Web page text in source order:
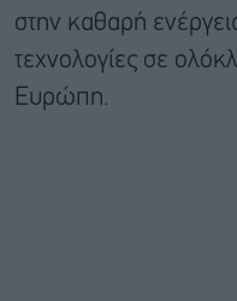
στην καθαρή
τεχνολογίες σε
Ευρώπη.